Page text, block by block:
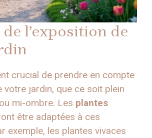
l’exposition de
crucial de prendre en compte
votre jardin, que ce soit plein
mi-ombre. Les plantes
être adaptées à ces
exemple, les plantes vivaces